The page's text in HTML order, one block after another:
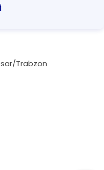
Trabzon